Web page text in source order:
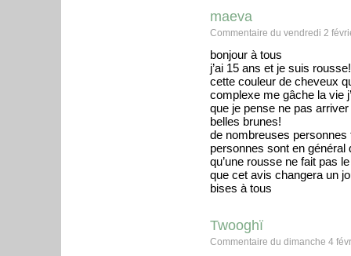
maeva
Commentaire du vendredi 2
bonjour à tous
j’ai 15 ans et je suis rousse!
cette couleur de cheveux
complexe me gâche la vie
que je pense ne pas
belles brunes!
de nombreuses
personnes sont en
qu’une rousse ne fait pas
que cet avis changera un
bises à tous
Twooghï
Commentaire du dimanche 4